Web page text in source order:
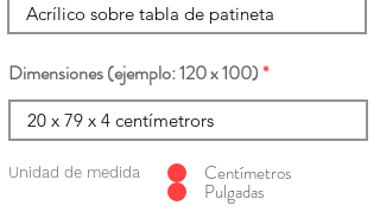
Dimensiones (ejemplo: 120 x 100)
Unidad de medida Centímetros
Pulgadas